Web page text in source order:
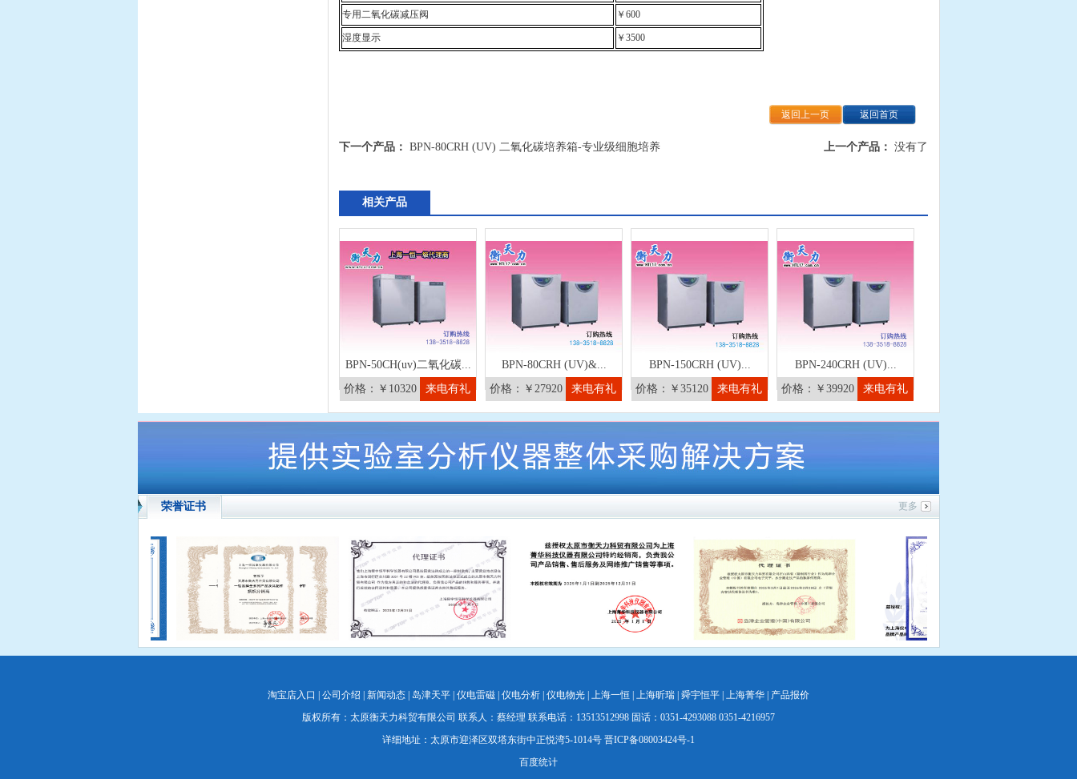
专用二氧化碳减压阀 ￥ 600
湿度显示 ￥ 3500
返回首页
返回上一页
上一个产品： 没有了
下一个产品： BPN-80CRH (UV) 二氧化碳培养箱-专业级细胞培养
相关产品
BPN-50CH(uv)二氧化碳...
来电有礼
价格：￥10320
BPN-80CRH (UV)&...
来电有礼
价格：￥27920
BPN-150CRH (UV)...
来电有礼
价格：￥35120
BPN-240CRH (UV)...
来电有礼
价格：￥39920
更多
荣誉证书
淘宝店入口 公司介绍 新闻动态 岛津天平 仪电雷磁 仪电分析 仪电物光 上海一恒 上海昕瑞 舜宇恒平 上海菁华
产品报价
版权所有：太原衡天力科贸有限公司 联系人：蔡经理 联系电话：13513512998 固话：0351-4293088 0351-4216957
详细地址：太原市迎泽区双塔东街中正悦湾5-1014号 晋ICP备08003424号-1
百度统计